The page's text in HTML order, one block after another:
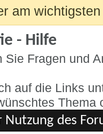
am
- Hilfe
Sie Fragen und
auf die Links
Thema
Nutzung des